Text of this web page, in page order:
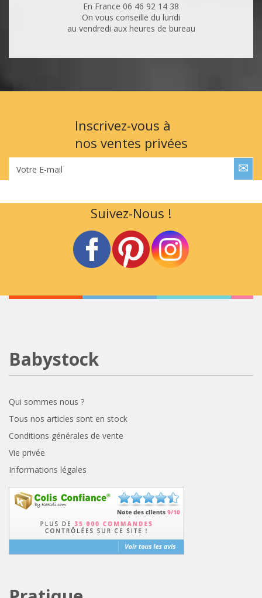
En France 06 46 92 14 38
On vous conseille du lundi
au vendredi aux heures de bureau
Inscrivez-vous à
nos ventes privées
Votre E-mail
Suivez-Nous !
Babystock
Qui sommes nous ?
Tous nos articles sont en stock
Conditions générales de vente
Vie privée
Informations légales